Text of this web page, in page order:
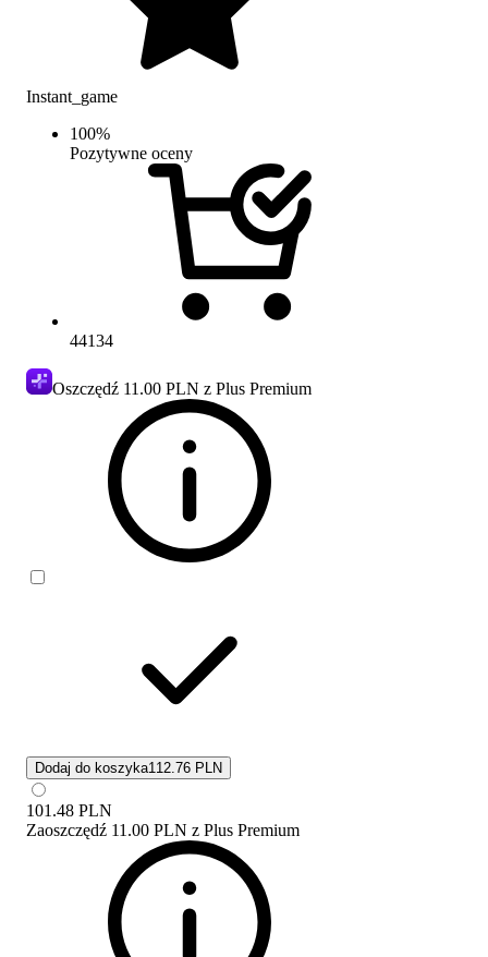
Instant_game
100%
Pozytywne oceny
44134
Oszczędź 11.00 PLN z Plus Premium
Dodaj do koszyka112.76 PLN
101.48 PLN
Zaoszczędź 11.00 PLN z Plus Premium